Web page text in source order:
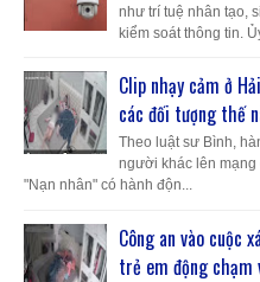
như trí tuệ nhân tạo,
kiểm soát thông tin. Ủy
Clip nhạy cảm ở
các đối tượng thế
Theo luật sư Bình,
người khác lên mạng
"Nạn nhân" có hành độn...
Công an vào cuộc
trẻ em động chạm